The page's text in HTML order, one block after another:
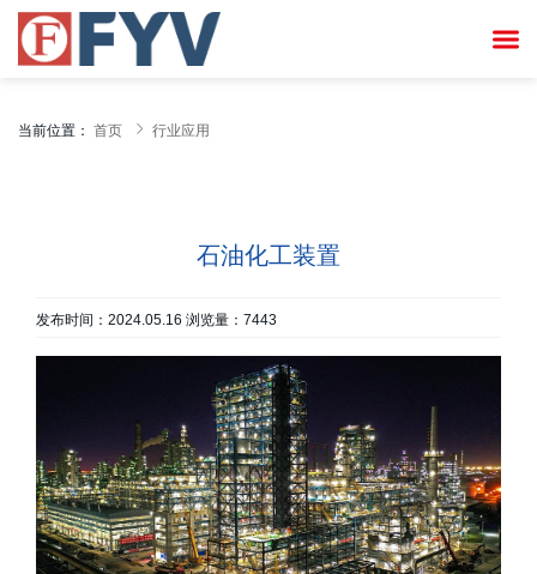
当前位置： 首页 行业应用
石油化工装置
发布时间：2024.05.16 浏览量：7443